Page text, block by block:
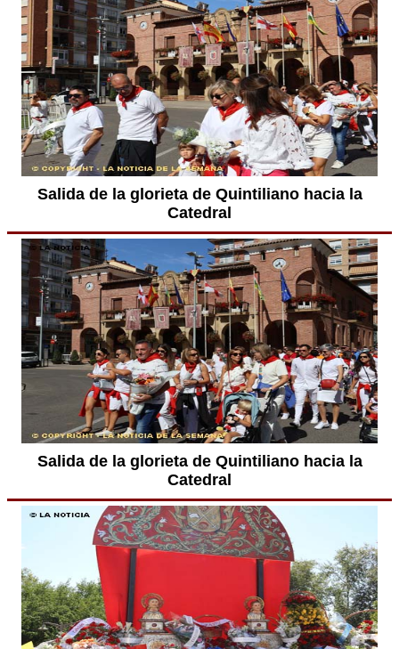
Salida de la glorieta de Quintiliano hacia la
Catedral
Salida de la glorieta de Quintiliano hacia la
Catedral